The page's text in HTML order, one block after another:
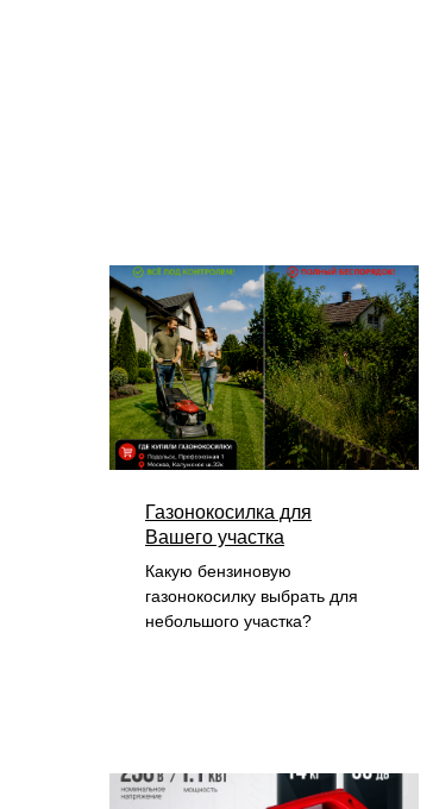
Газонокосилка для
Вашего участка
Какую бензиновую
газонокосилку выбрать для
небольшого участка?